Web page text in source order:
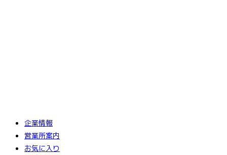
企業情報
営業所案内
お気に入り